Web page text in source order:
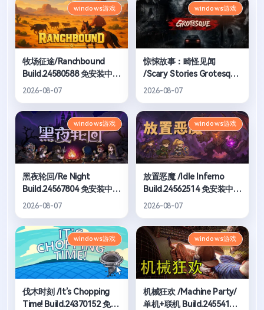
windows游戏
牧场征途/Ranchbound
Build.24580588 免安装中文
版
2026-08-07
windows游戏
惊悚故事：畸怪见闻
/Scary Stories Grotesque
Build.24583281 免安装中文
2026-08-07
windows游戏
黑夜轮回/Re Night
Build.24567804 免安装中文
版
2026-08-07
windows游戏
放置恶魔 /Idle Inferno
Build.24562514 免安装中文
版
2026-08-07
windows游戏
伐木时刻 /It’s Chopping
Time! Build.24370152 免安
windows游戏
机械狂欢 /Machine Party/
单机+联机 Build.24554130